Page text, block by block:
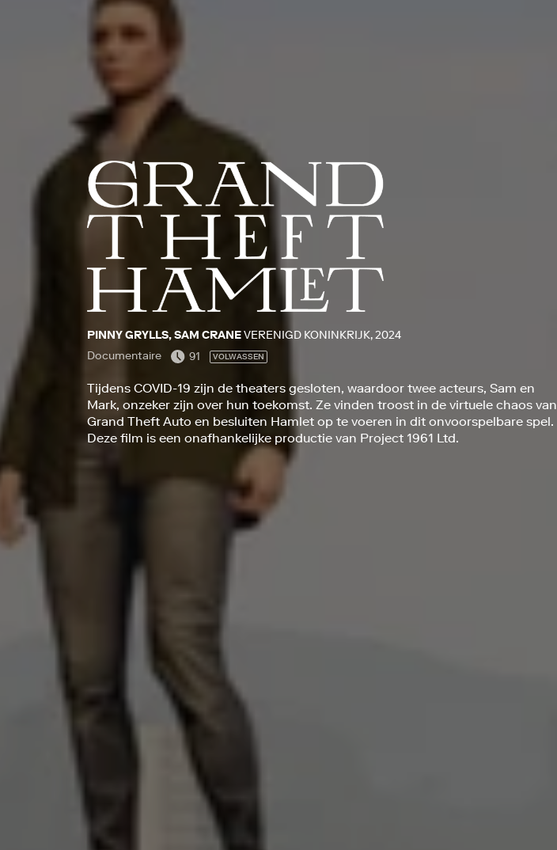
PINNY GRYLLS, SAM CRANEVERENIGD KONINKRIJK, 2024
Documentaire
91 VOLWASSEN
Tijdens COVID-19 zijn de theaters gesloten, waardoor twee acteurs, Sam en
Mark, onzeker zijn over hun toekomst. Ze vinden troost in de virtuele chaos van
Grand Theft Auto en besluiten Hamlet op te voeren in dit onvoorspelbare spel.
Deze film is een onafhankelijke productie van Project 1961 Ltd.